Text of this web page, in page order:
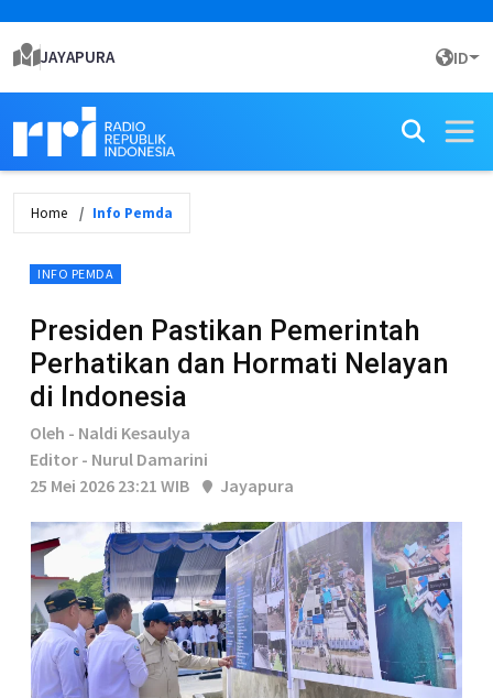
JAYAPURA ID
Home Info Pemda
INFO PEMDA
Presiden Pastikan Pemerintah
Perhatikan dan Hormati Nelayan
di Indonesia
Oleh - Naldi Kesaulya
Editor - Nurul Damarini
25 Mei 2026 23:21 WIB
Jayapura